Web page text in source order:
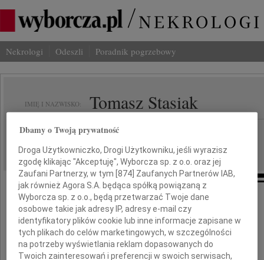
Nekrologi Odeszli Poradnik pogrzebowy
IMIĘ I NAZWISKO: Tomasz Stasiak
REGION: Gdańsk
DATA EMISJI: 02.12.2009
Z ogromnym smutkiem
przyjęliśmy wiadomość
o śmierci
Dbamy o Twoją prywatność
Droga Użytkowniczko, Drogi Użytkowniku, jeśli wyrazisz
zgodę klikając "Akceptuję", Wyborcza sp. z o.o. oraz jej
Zaufani Partnerzy, w tym [874] Zaufanych Partnerów IAB,
jak również Agora S.A. będąca spółką powiązaną z
Wyborcza sp. z o.o., będą przetwarzać Twoje dane
osobowe takie jak adresy IP, adresy e-mail czy
identyfikatory plików cookie lub inne informacje zapisane w
tych plikach do celów marketingowych, w szczególności
na potrzeby wyświetlania reklam dopasowanych do
Twoich zainteresowań i preferencji w swoich serwisach,